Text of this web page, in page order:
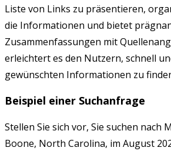
Liste von Links zu präsentieren,
die Informationen und bietet
Zusammenfassungen mit
erleichtert es den Nutzern, schnell
gewünschten Informationen zu
Beispiel einer Suchanfrage
Stellen Sie sich vor, Sie suchen nach
Boone, North Carolina, im August